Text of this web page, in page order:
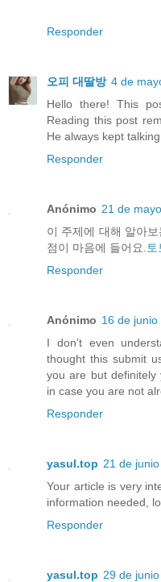
Responder
오피 대딸방 4 de
Hello there! This
Reading this post
He always kept
Responder
Anónimo 21 de
이 주제에 대해 알아
점이 마음에 들어요. 토
Responder
Anónimo 16 de junio
I don’t even
thought this submit
you are but definitely
in case you are not
Responder
yasul.top 21 de
Your article is very
information needed,
Responder
yasul.top 29 de